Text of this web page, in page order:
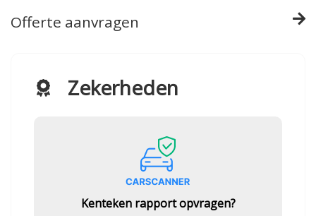
Offerte aanvragen
Zekerheden
Kenteken rapport opvragen?